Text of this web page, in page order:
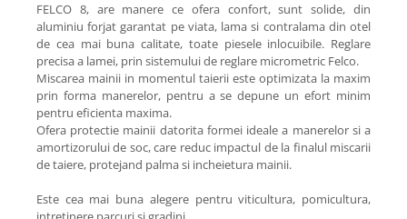
FELCO 8, are manere ce ofera confort, sunt solide, din
aluminiu forjat garantat pe viata, lama si contralama din otel
de cea mai buna calitate, toate piesele inlocuibile. Reglare
precisa a lamei, prin sistemului de reglare micrometric Felco.
Miscarea mainii in momentul taierii este optimizata la maxim
prin forma manerelor, pentru a se depune un efort minim
pentru eficienta maxima.
Ofera protectie mainii datorita formei ideale a manerelor si a
amortizorului de soc, care reduc impactul de la finalul miscarii
de taiere, protejand palma si incheietura mainii.
Este cea mai buna alegere pentru viticultura, pomicultura,